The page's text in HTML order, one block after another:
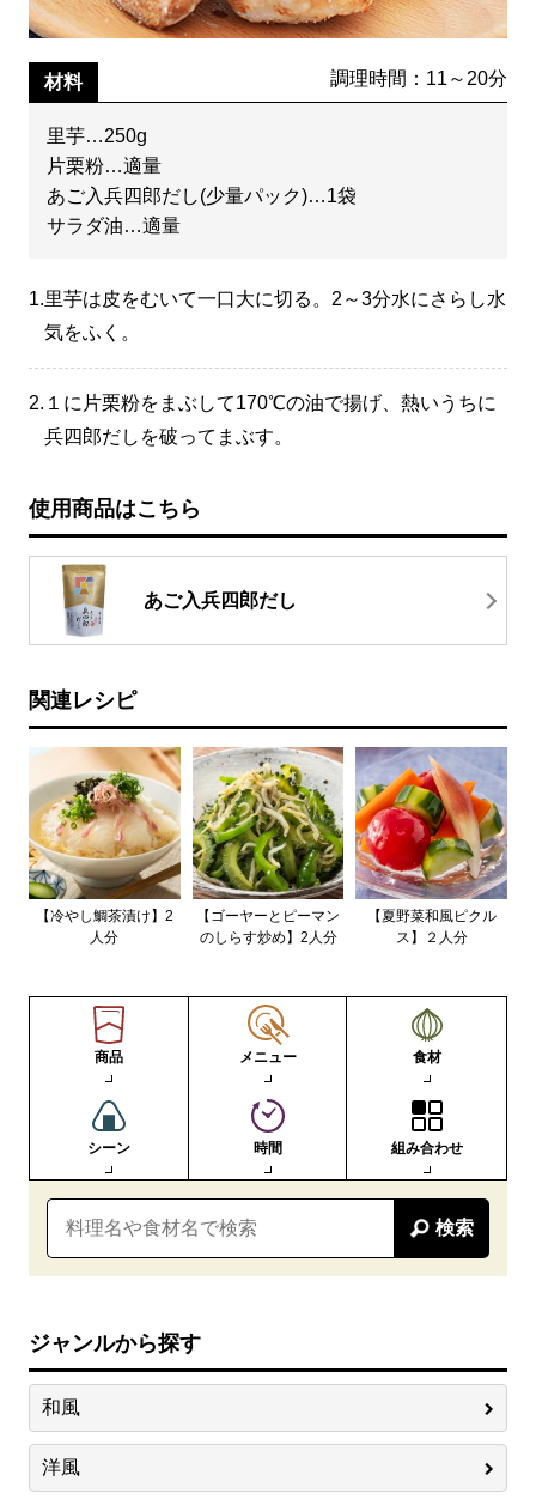
材料 調理時間：11～20分
里芋…250g
片栗粉…適量
あご入兵四郎だし(少量パック)…1袋
サラダ油…適量
1.里芋は皮をむいて一口大に切る。2～3分水にさらし水
気をふく。
2. １に片栗粉をまぶして170℃の油で揚げ、熱いうちに
兵四郎だしを破ってまぶす。
使用商品はこちら
あご入兵四郎だし
関連レシピ
【冷やし鯛茶漬け】2
人分
【ゴーヤーとピーマン
のしらす炒め】2人分
【夏野菜和風ピクル
ス】２人分
商品 メニュー 食材
シーン 時間 組み合わせ
検索
ジャンルから探す
和風
洋風